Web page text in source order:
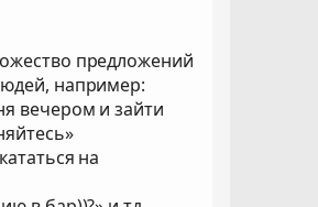
предложений
например:
вечером и зайти
на